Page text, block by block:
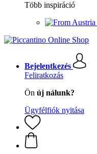
Több inspiráció
Bejelentkezés
Feliratkozás
Ön új nálunk?
Ügyfélfiók nyitása